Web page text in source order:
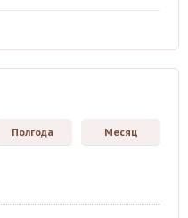
Полгода Месяц